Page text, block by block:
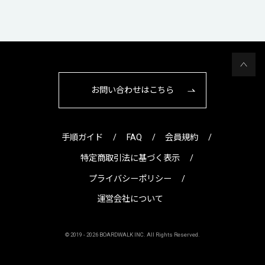
お問い合わせはこちら
手順ガイド FAQ 会員規約
特定商取引法に基づく表示
プライバシーポリシー
運営会社について
© 2019 -2026 BOARDWALK INC. All Rights Reserved.